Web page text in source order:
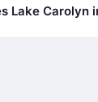
Lake Carolyn